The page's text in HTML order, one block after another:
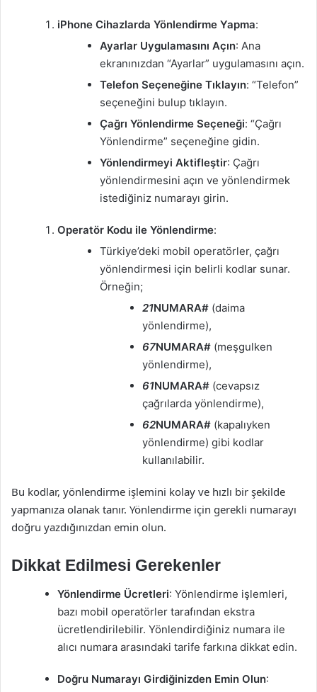
iPhone Cihazlarda Yönlendirme Yapma:
Ayarlar Uygulamasını Açın: Ana
ekranınızdan “Ayarlar” uygulamasını açın.
Telefon Seçeneğine Tıklayın: “Telefon”
seçeneğini bulup tıklayın.
Çağrı Yönlendirme Seçeneği: “Çağrı
Yönlendirme” seçeneğine gidin.
Yönlendirmeyi Aktifleştir: Çağrı
yönlendirmesini açın ve yönlendirmek
istediğiniz numarayı girin.
Operatör Kodu ile Yönlendirme:
Türkiye’deki mobil operatörler, çağrı
yönlendirmesi için belirli kodlar sunar.
Örneğin;
21NUMARA# (daima
yönlendirme),
67NUMARA# (meşgulken
yönlendirme),
61NUMARA# (cevapsız
çağrılarda yönlendirme),
62NUMARA# (kapalıyken
yönlendirme) gibi kodlar
kullanılabilir.
Bu kodlar, yönlendirme işlemini kolay ve hızlı bir şekilde
yapmanıza olanak tanır. Yönlendirme için gerekli numarayı
doğru yazdığınızdan emin olun.
Dikkat Edilmesi Gerekenler
Yönlendirme Ücretleri: Yönlendirme işlemleri,
bazı mobil operatörler tarafından ekstra
ücretlendirilebilir. Yönlendirdiğiniz numara ile
alıcı numara arasındaki tarife farkına dikkat edin.
Doğru Numarayı Girdiğinizden Emin Olun: